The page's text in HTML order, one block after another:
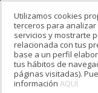
Estás en:
Ivrit-9
Ivrit-9
Utilizamos cookies
terceros para
servicios y mostrarte
relacionada con tus
base a un perfil
tus hábitos de
páginas visitadas).
información AQUÍ